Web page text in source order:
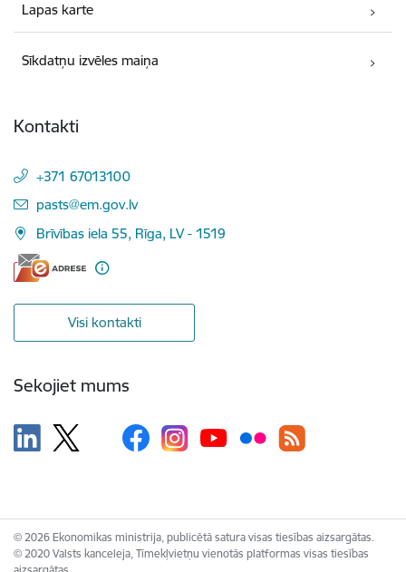
Lapas karte
Sīkdatņu izvēles maiņa
Kontakti
+371 67013100
E-pasts:
pasts@em.gov.lv
Brīvības iela 55, Rīga, LV - 1519
Visi kontakti
Sekojiet mums
© 2026 Ekonomikas ministrija, publicētā satura visas tiesības aizsargātas.
© 2020 Valsts kanceleja, Tīmekļvietņu vienotās platformas visas tiesības